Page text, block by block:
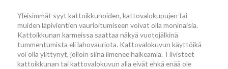
Yleisimmät syyt kattoikkunoiden, kattovalokupujen tai
muiden läpivientien vaurioitumiseen voivat olla moninaisia.
Kattoikkunan karmeissa saattaa näkyä vuotojälkinä
tummentumista eli lahovauriota. Kattovalokuvun käyttöikä
voi olla ylittynyt, jolloin siinä ilmenee halkeamia. Tiivisteet
kattoikkunan tai kattovalokuvun alla eivät ehkä enää ole